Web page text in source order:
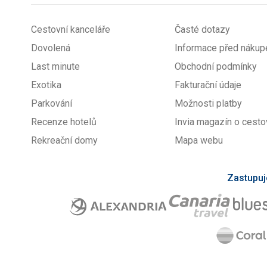
Cestovní kanceláře
Dovolená
Last minute
Exotika
Parkování
Recenze hotelů
Rekreační domy
Časté dotazy
Informace před
Obchodní podmínky
Fakturační údaje
Možnosti platby
Invia magazín o
Mapa webu